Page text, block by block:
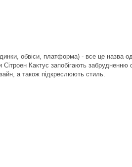
обвіси, платформа) - все це назва
Сітроен Кактус запобігають
а також підкреслюють стиль.